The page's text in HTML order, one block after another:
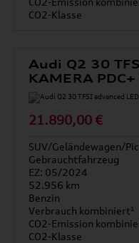
CO2-Klasse
Audi Q2 30
KAMERA
21.890,00 €
SUV/Geländewagen/
Gebrauchtfahrzeug
EZ: 05/2024
52.956 km
Benzin
Verbrauch kombiniert¹
CO2-Emission
CO2-Klasse